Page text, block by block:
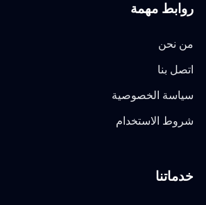
روابط مهمة
من نحن
اتصل بنا
سياسة الخصوصية
شروط الاستخدام
خدماتنا